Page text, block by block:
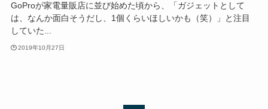
GoProが家電量販店に並び始めた頃から、「ガジェットとして
は、なんか面白そうだし、1個くらいほしいかも（笑）」と注目
していた...
2019年10月27日